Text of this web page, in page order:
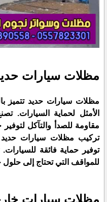
مظلات سيارات
مظلات سيارات حديد تتميز
الأمثل لحماية السيارات.
مقاومة للصدأ والتآكل
تركيب مظلات سيارات
توفير حماية فائقة للسيارات.
للمواقف التي تحتاج إلى حلول